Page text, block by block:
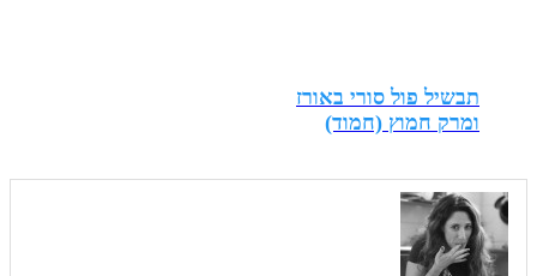
תבשיל פול סורי באורז
ומרק חמוץ (חמוד)